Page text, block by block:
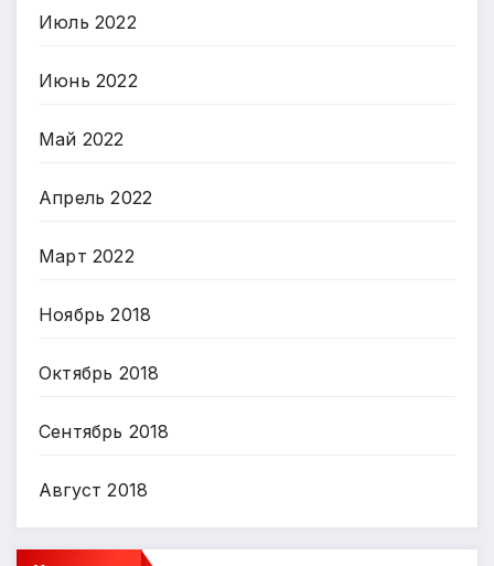
Июль 2022
Июнь 2022
Май 2022
Апрель 2022
Март 2022
Ноябрь 2018
Октябрь 2018
Сентябрь 2018
Август 2018